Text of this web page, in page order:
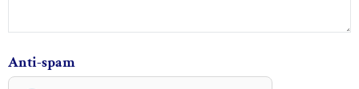
Anti-spam